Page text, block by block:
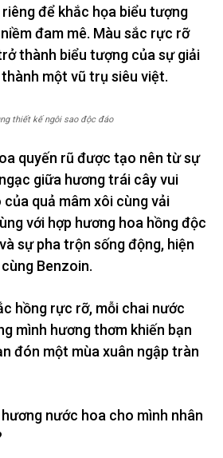
để khắc họa biểu tượng
đam mê. Màu sắc rực rỡ
thành biểu tượng của sự giải
một vũ trụ siêu việt.
thiết kế ngôi sao độc đáo
quyến rũ được tạo nên từ sự
giữa hương trái cây vui
quả mâm xôi cùng vải
với hợp hương hoa hồng độc
sự pha trộn sống động, hiện
Benzoin.
hồng rực rỡ, mỗi chai nước
mình hương thơm khiến bạn
đón một mùa xuân ngập tràn
nước hoa cho mình nhân